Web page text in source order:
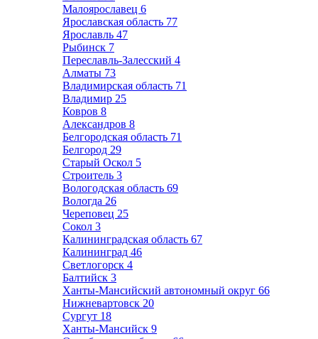
Малоярославец 6
Ярославская область 77
Ярославль 47
Рыбинск 7
Переславль-Залесский 4
Алматы 73
Владимирская область 71
Владимир 25
Ковров 8
Александров 8
Белгородская область 71
Белгород 29
Старый Оскол 5
Строитель 3
Вологодская область 69
Вологда 26
Череповец 25
Сокол 3
Калининградская область 67
Калининград 46
Светлогорск 4
Балтийск 3
Ханты-Мансийский автономный округ 66
Нижневартовск 20
Сургут 18
Ханты-Мансийск 9